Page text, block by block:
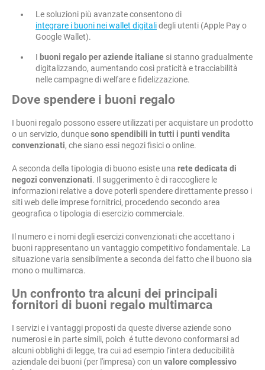
Le soluzioni più avanzate consentono di
integrare i buoni nei wallet digitalidegli utenti (Apple Pay o
Google Wallet).
I buoni regalo per aziende italiane si stanno gradualmente
digitalizzando, aumentando così praticità e tracciabilità
nelle campagne di welfare e fidelizzazione.
Dove spendere i buoni regalo
I buoni regalo possono essere utilizzati per acquistare un prodotto
o un servizio, dunquesono spendibili in tutti i punti vendita
convenzionati, che siano essi negozi fisici o online.
A seconda della tipologia di buono esiste una rete dedicata di
negozi convenzionati. Il suggerimento è di raccogliere le
informazioni relative a dove poterli spendere direttamente presso i
siti web delle imprese fornitrici, procedendo secondo area
geografica o tipologia di esercizio commerciale.
Il numero e i nomi degli esercizi convenzionati che accettano i
buoni rappresentano un vantaggio competitivo fondamentale. La
situazione varia sensibilmente a seconda del fatto che il buono sia
mono o multimarca.
Un confronto tra alcuni dei principali
fornitori di buoni regalo multimarca
I servizi e i vantaggi proposti da queste diverse aziende sono
numerosi e in parte simili, poich é tutte devono conformarsi ad
alcuni obblighi di legge, tra cui ad esempio l’intera deducibilità
aziendale dei buoni (per l'impresa) con un valore complessivo